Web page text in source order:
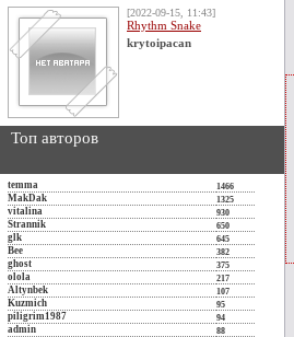
[2022-09-15, 11:43]
Rhythm Snake
krytoipacan
Топ авторов
temma 1466
MakDak 1325
vitalina 930
Strannik 650
glk 645
Bee 382
ghost 375
olola 217
Altynbek 107
Kuzmich 95
piligrim1987 94
admin 88